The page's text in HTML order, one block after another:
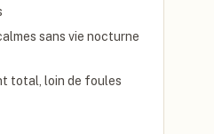
sans vie nocturne
total, loin de foules